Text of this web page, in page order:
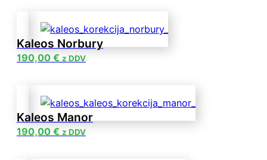
Kaleos Norbury
190,00 € z DDV
Kaleos Manor
190,00 € z DDV